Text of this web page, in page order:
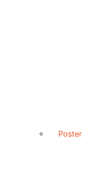
Poster